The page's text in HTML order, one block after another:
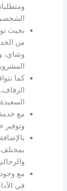
بحيث
من
وشاي،
كما
مع
وتوفير
بمختلف
مع
في